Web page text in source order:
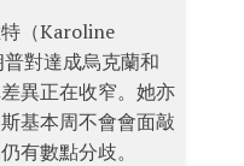
（Karoline
對達成烏克蘭和
異正在收窄。她亦
基本周不會會面敲
有數點分歧。